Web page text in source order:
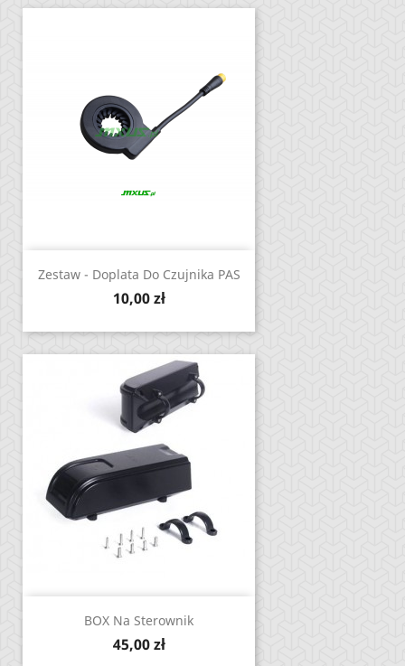
Zestaw - Doplata Do Czujnika PAS
Cena
10,00 zł
BOX Na Sterownik
Cena
45,00 zł